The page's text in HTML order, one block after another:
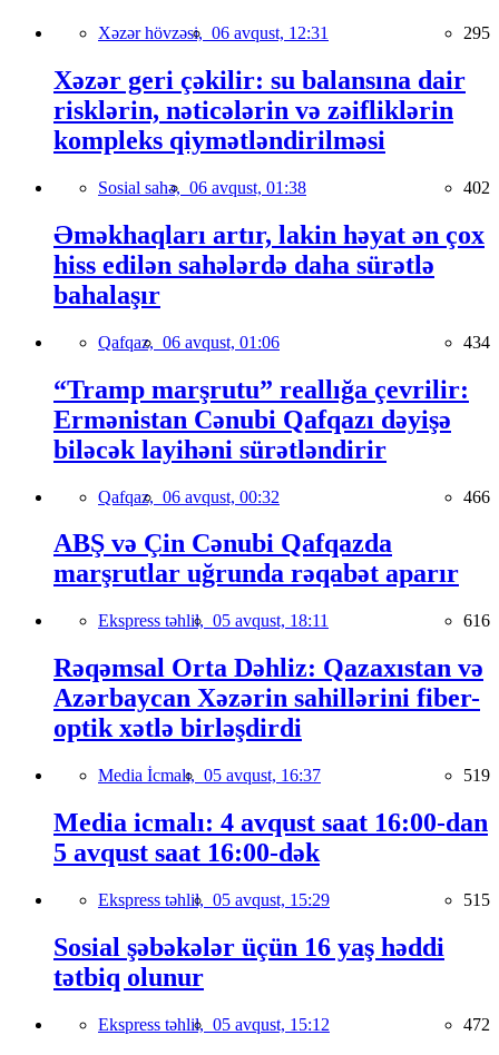
Xəzər hövzəsi, 06 avqust, 12:31 295
Xəzər geri çəkilir: su balansına dair
risklərin, nəticələrin və zəifliklərin
kompleks qiymətləndirilməsi
Sosial sahə, 06 avqust, 01:38 402
Əməkhaqları artır, lakin həyat ən çox
hiss edilən sahələrdə daha sürətlə
bahalaşır
Qafqaz, 06 avqust, 01:06 434
“Tramp marşrutu” reallığa çevrilir:
Ermənistan Cənubi Qafqazı dəyişə
biləcək layihəni sürətləndirir
Qafqaz, 06 avqust, 00:32 466
ABŞ və Çin Cənubi Qafqazda
marşrutlar uğrunda rəqabət aparır
Ekspress təhlil, 05 avqust, 18:11 616
Rəqəmsal Orta Dəhliz: Qazaxıstan və
Azərbaycan Xəzərin sahillərini fiber-
optik xətlə birləşdirdi
Media İcmalı, 05 avqust, 16:37 519
Media icmalı: 4 avqust saat 16:00-dan
5 avqust saat 16:00-dək
Ekspress təhlil, 05 avqust, 15:29 515
Sosial şəbəkələr üçün 16 yaş həddi
tətbiq olunur
Ekspress təhlil, 05 avqust, 15:12 472